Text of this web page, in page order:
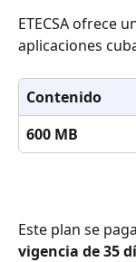
ETECSA ofrece
aplicaciones
Contenido
600 MB
Este plan se
vigencia de 35